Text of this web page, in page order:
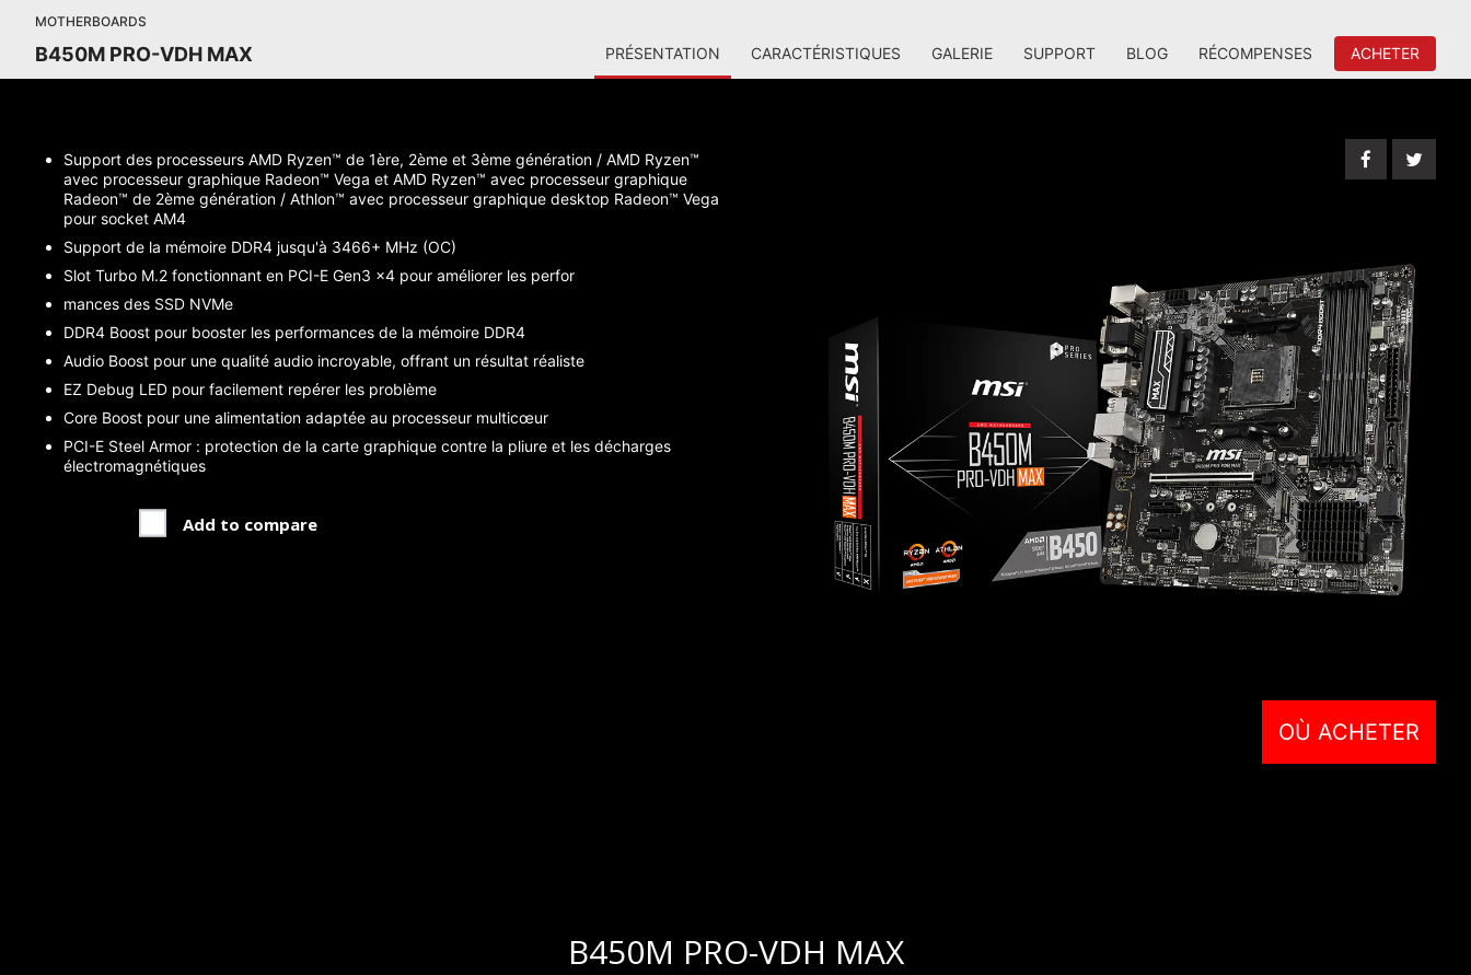
MOTHERBOARDS
B450M PRO-VDH MAX PRÉSENTATION CARACTÉRISTIQUES GALERIE SUPPORT BLOG RÉCOMPENSES ACHETER
OÙ ACHETER
Support des processeurs AMD Ryzen™ de 1ère, 2ème et 3ème génération / AMD Ryzen™
avec processeur graphique Radeon™ Vega et AMD Ryzen™ avec processeur graphique
Radeon™ de 2ème génération / Athlon™ avec processeur graphique desktop Radeon™ Vega
pour socket AM4
Support de la mémoire DDR4 jusqu'à 3466+ MHz (OC)
Slot Turbo M.2 fonctionnant en PCI-E Gen3 x4 pour améliorer les perfor
mances des SSD NVMe
DDR4 Boost pour booster les performances de la mémoire DDR4
Audio Boost pour une qualité audio incroyable, offrant un résultat réaliste
EZ Debug LED pour facilement repérer les problème
Core Boost pour une alimentation adaptée au processeur multicœur
PCI-E Steel Armor : protection de la carte graphique contre la pliure et les décharges
électromagnétiques
Add to compare
B450M PRO-VDH MAX